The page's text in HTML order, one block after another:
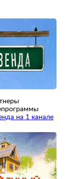
на 1 канале